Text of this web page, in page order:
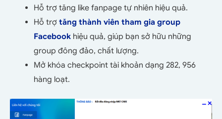
Hỗ trợ tăng like fanpage tự nhiên hiệu quả.
Hỗ trợ tăng thành viên tham gia group
Facebook hiệu quả, giúp bạn sở hữu những
group đông đảo, chất lượng.
Mở khóa checkpoint tài khoản dạng 282, 956
hàng loạt.